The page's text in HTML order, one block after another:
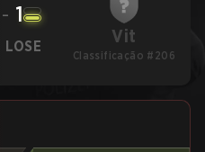
- 1
LOSE Vit
Classificação #206